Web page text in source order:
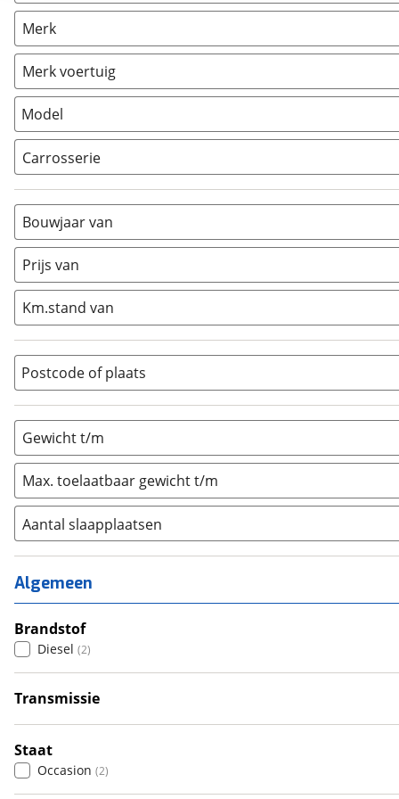
Camper (2)
Caravan
Vouwwagen
Merk
Merk voertuig
Model
Carrosserie
Alkoof (0)
Busmodel
Caravan (0)
Half-integraal
Integraal (2)
Opzetunit (0
Vouwwagen (0)
Bouwjaar van
Prijs van
Km.stand van
Postcode of plaats
Gewicht t/m
Max. toelaatbaar gewicht t/m
Aantal slaapplaatsen
1 (0)
2 (0)
3 (0)
4 (1)
5 (1)
6+ (0)
Algemeen
Brandstof
Diesel (2)
Transmissie
Staat
Occasion (2)